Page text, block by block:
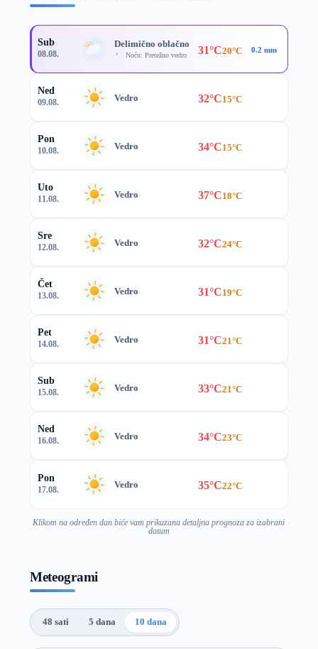
Sub
08.08.
Delimično oblačno
Noću: Pretežno vedro 31°C20°C 0.2 mm
Ned
09.08. Vedro 32°C15°C
Pon
10.08. Vedro 34°C15°C
Uto
11.08. Vedro 37°C18°C
Sre
12.08. Vedro 32°C24°C
Čet
13.08. Vedro 31°C19°C
Pet
14.08. Vedro 31°C21°C
Sub
15.08. Vedro 33°C21°C
Ned
16.08. Vedro 34°C23°C
Pon
17.08. Vedro 35°C22°C
Klikom na određen dan biće vam prikazana detaljna prognoza za izabrani
datum
Meteogrami
48 sati 5 dana 10 dana